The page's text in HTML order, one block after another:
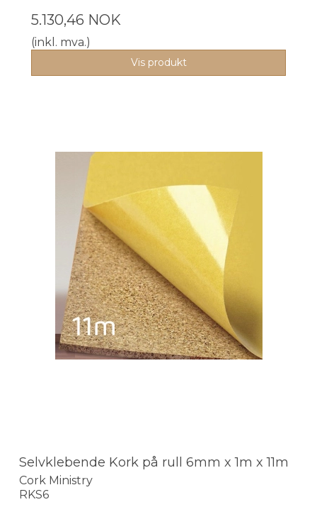
5.130,46 NOK
(inkl. mva.)
Vis produkt
Selvklebende Kork på rull 6mm x 1m x 11m
Cork Ministry
RKS6